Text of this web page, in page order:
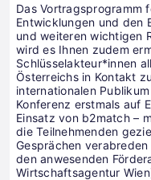
Das Vortragsprogramm
Entwicklungen und den
und weiteren wichtigen
wird es Ihnen zudem
Schlüsselakteur*innen
Österreichs in Kontakt
internationalen
Konferenz erstmals auf
Einsatz von b2match –
die Teilnehmenden
Gesprächen
den anwesenden
Wirtschaftsagentur